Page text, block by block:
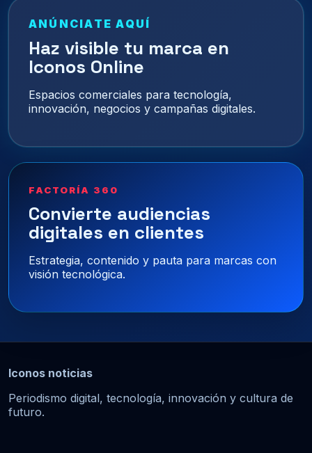
ANÚNCIATE AQUÍ
Haz visible tu marca en
Iconos Online
Espacios comerciales para tecnología,
innovación, negocios y campañas digitales.
FACTORÍA 360
Convierte audiencias
digitales en clientes
Estrategia, contenido y pauta para marcas con
visión tecnológica.
Iconos noticias
Periodismo digital, tecnología, innovación y cultura de
futuro.